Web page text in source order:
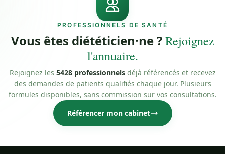
PROFESSIONNELS DE SANTÉ
Vous êtes diététicien·ne ?Rejoignez
l'annuaire.
Rejoignez les 5428 professionnelsdéjà référencés et recevez
des demandes de patients qualifiés chaque jour. Plusieurs
formules disponibles, sans commission sur vos consultations.
Référencer mon cabinet